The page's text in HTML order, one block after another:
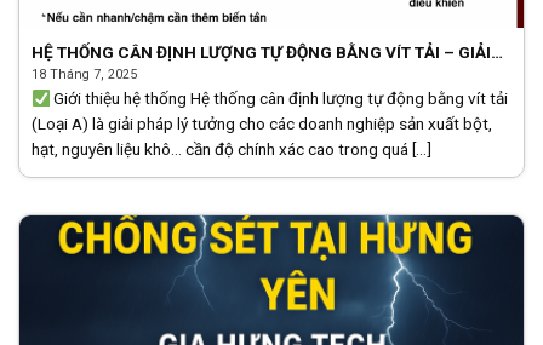
HỆ THỐNG CÂN ĐỊNH LƯỢNG TỰ ĐỘNG BẰNG VÍT TẢI – GIẢI
PHÁP CHÍNH XÁC CHO CÂN ĐÓNG BAO
18 Tháng 7, 2025
Giới thiệu hệ thống Hệ thống cân định lượng tự động bằng vít tải
(Loại A) là giải pháp lý tưởng cho các doanh nghiệp sản xuất bột,
hạt, nguyên liệu khô… cần độ chính xác cao trong quá [...]